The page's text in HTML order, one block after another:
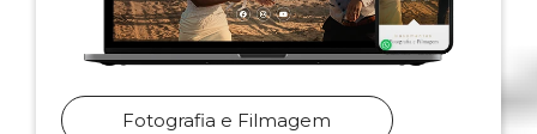
Fotografia e Filmagem